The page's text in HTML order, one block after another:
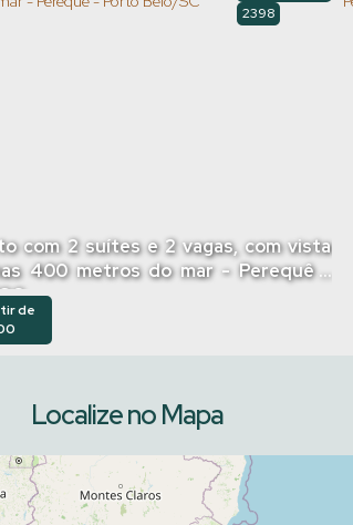
com 2 suítes e 2 vagas, com vista
400 metros do mar - Perequê -
2398
de
Localize no Mapa